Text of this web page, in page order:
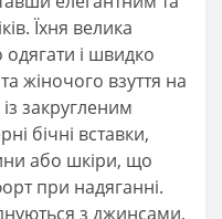
Їхня велика
одягати і швидко
жіночого взуття на
закругленим
бічні вставки,
або шкіри, що
при надяганні.
з джинсами,